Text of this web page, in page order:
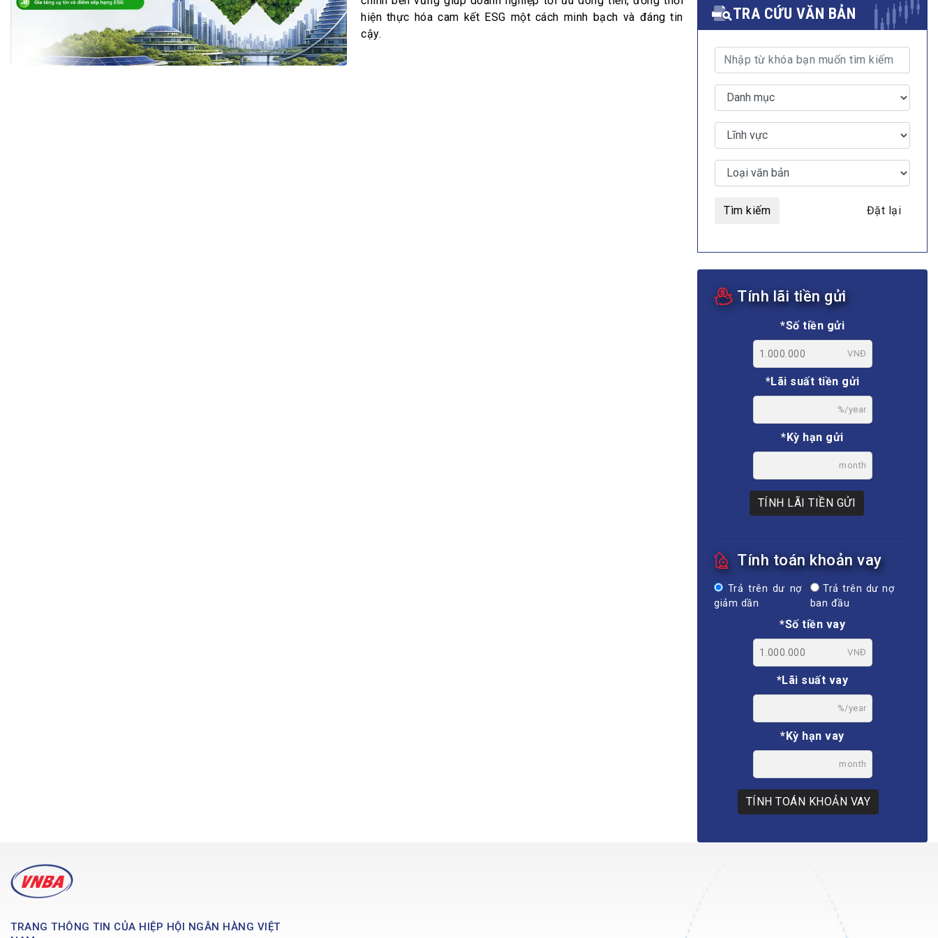
Bộ Chuẩn mực Đạo đức nghề nghiệp
Đấu giá tài sản
Thanh toán –Thẻ
Nhà quản trị
MULTIMEDIA
Video
E-magazines
hiện thực hóa cam kết ESG một cách minh bạch và đáng tin
cậy.
TRA CỨU VĂN BẢN
Tìm kiếm Đặt lại
Tính lãi tiền gửi
*Số tiền gửi
VNĐ
*Lãi suất tiền gửi
%/year
*Kỳ hạn gửi
month
TÍNH LÃI TIỀN GỬI
Tính toán khoản vay
Trả trên dư nợ
giảm dần
Trả trên dư nợ
ban đầu
*Số tiền vay
VNĐ
*Lãi suất vay
%/year
*Kỳ hạn vay
month
TÍNH TOÁN KHOẢN VAY
TRANG THÔNG TIN CỦA HIỆP HỘI NGÂN HÀNG VIỆT